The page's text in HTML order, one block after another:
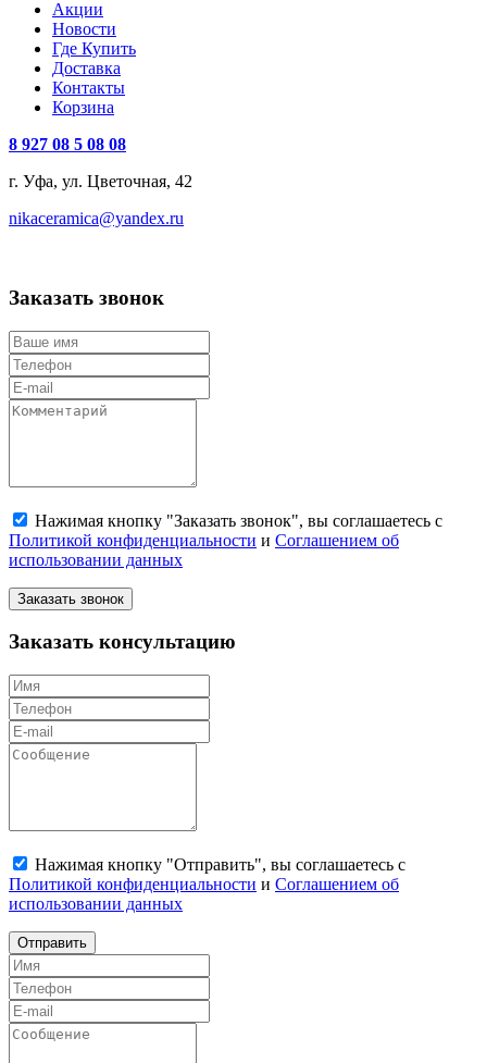
Акции
Новости
Где Купить
Доставка
Контакты
Корзина
8 927 08 5 08 08
г. Уфа, ул. Цветочная, 42
nikaceramica@yandex.ru
Заказать звонок
Нажимая кнопку "Заказать звонок", вы соглашаетесь с
Политикой конфиденциальности и Соглашением об
использовании данных
Заказать звонок
Заказать консультацию
Нажимая кнопку "Отправить", вы соглашаетесь с
Политикой конфиденциальности и Соглашением об
использовании данных
Отправить